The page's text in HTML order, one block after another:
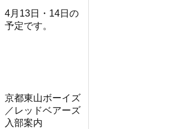
4月13日・14日の
予定です。
京都東山ボーイズ
／レッドベアーズ
入部案内